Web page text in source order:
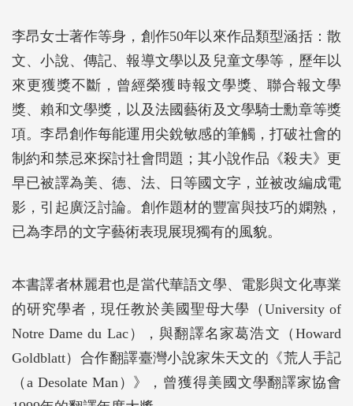
李昂女士著作等身，創作50年以來作品類型涵括：散
文、小說、傳記、報導文學以及兒童文學等，歷年以
來更獲獎不斷，曾經榮獲時報文學獎、聯合報文學
獎、賴和文學獎，以及法國藝術及文學騎士勳章等獎
項。李昂創作每能運用尖銳敏感的筆觸，打破社會的
制約和禁忌來探討社會問題；其小說作品《殺夫》更
早已被譯為美、德、法、日等國文字，並被改編成電
影，引起廣泛討論。創作題材的豐富與技巧的嫻熟，
已為李昂的文字藝術表現展現獨有的風貌。
本書譯者林麗君也是當代華語文學、電影與文化專業
的研究學者，現任教於美國聖母大學（University of
Notre Dame du Lac），與翻譯名家葛浩文（Howard
Goldblatt）合作翻譯臺灣小說家朱天文的《荒人手記
（a Desolate Man）》，曾獲得美國文學翻譯家協會